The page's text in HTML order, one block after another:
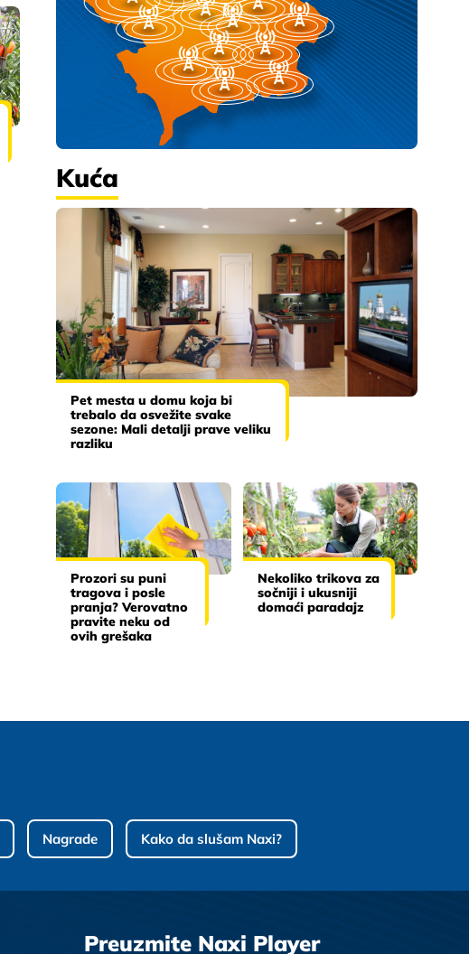
Kuća
Pet mesta u domu koja bi
trebalo da osvežite svake
sezone: Mali detalji prave veliku
razliku
Prozori su puni
tragova i posle
pranja? Verovatno
pravite neku od
ovih grešaka
Nekoliko trikova za
sočniji i ukusniji
domaći paradajz
Nagrade Kako da slušam Naxi?
Preuzmite Naxi Player